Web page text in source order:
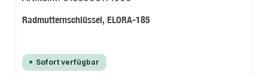
Radmutternschlüssel, ELORA-185
Sofort verfügbar